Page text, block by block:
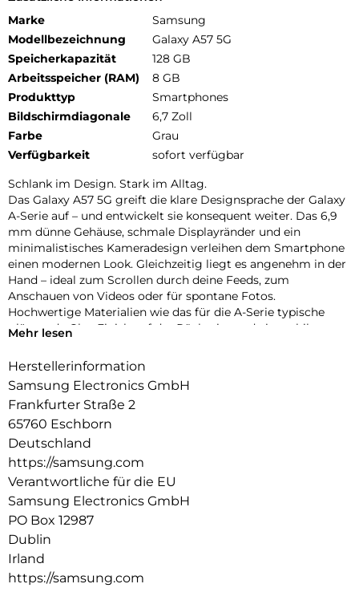
Marke
Samsung
Modellbezeichnung
Galaxy A57 5G
Speicherkapazität
128 GB
Arbeitsspeicher (RAM)
8 GB
Produkttyp
Smartphones
Bildschirmdiagonale
6,7 Zoll
Farbe
Grau
Verfügbarkeit
sofort verfügbar
Schlank im Design. Stark im Alltag.
Das Galaxy A57 5G greift die klare Designsprache der Galaxy
A-Serie auf – und entwickelt sie konsequent weiter. Das 6,9
mm dünne Gehäuse, schmale Displayränder und ein
minimalistisches Kameradesign verleihen dem Smartphone
einen modernen Look. Gleichzeitig liegt es angenehm in der
Hand – ideal zum Scrollen durch deine Feeds, zum
Anschauen von Videos oder für spontane Fotos.
Hochwertige Materialien wie das für die A-Serie typische
glänzende Glas-Finish auf der Rückseite und ein stabiler
sorgen für die nötige Robustheit im Alltag.
Fließend zoomen
Ruckelfreies Zoomen funktioniert jetzt auch mit der Galaxy
A-Serie: Dank der intuitiven Zoomsteuerung des Galaxy A57
5G kannst du fließend in deine Szenen hineinzoomen. Die
Kamera ermöglicht sanfte Übergänge zwischen den
Zoomstufen, sodass deine Videos stabil und natürlich wirken.
So findest du schnell den passenden Bildausschnitt – von
dynamischer Action hin zu detailreichen Close-ups.
Auf der Überholspur
Mit Wi-Fi 6E verlässt dein Galaxy A57 5G überfüllte
Datenautobahnen und nutzt das moderne 6-GHz-Band, das
weniger ausgelastet ist als andere Frequenzen. Dadurch
Mehr lesen
Herstellerinformation
Samsung Electronics GmbH
Frankfurter Straße 2
65760 Eschborn
Deutschland
https://samsung.com
Verantwortliche für die EU
Samsung Electronics GmbH
PO Box 12987
Dublin
Irland
https://samsung.com